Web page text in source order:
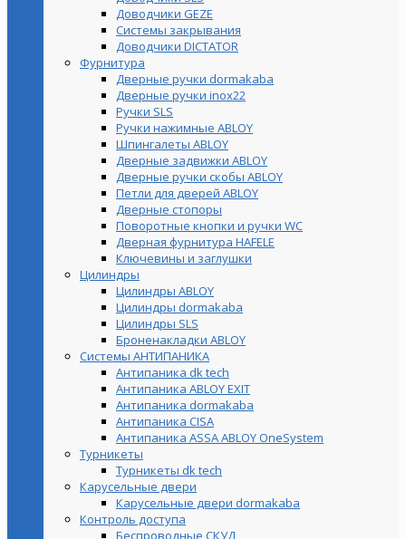
Доводчики GEZE
Cистемы закрывания
Доводчики DICTATOR
Фурнитура
Дверные ручки dormakaba
Дверные ручки inox22
Ручки SLS
Ручки нажимные ABLOY
Шпингалеты ABLOY
Дверные задвижки ABLOY
Дверные ручки скобы ABLOY
Петли для дверей ABLOY
Дверные стопоры
Поворотные кнопки и ручки WC
Дверная фурнитура HAFELE
Ключевины и заглушки
Цилиндры
Цилиндры ABLOY
Цилиндры dormakaba
Цилиндры SLS
Броненакладки ABLOY
Системы АНТИПАНИКА
Антипаника dk tech
Антипаника ABLOY EXIT
Антипаника dormakaba
Антипаника СISA
Антипаника ASSA ABLOY OneSystem
Турникеты
Турникеты dk tech
Карусельные двери
Карусельные двери dormakaba
Контроль доступа
Беспроводные СКУД